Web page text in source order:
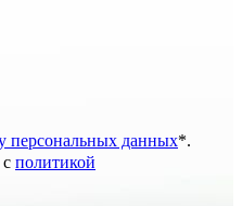
персональных данных*.
политикой